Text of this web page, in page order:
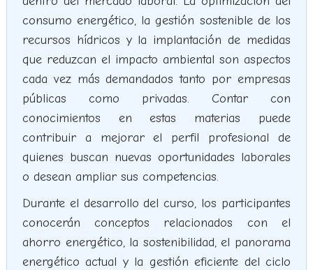
consumo energético, la gestión sostenible de los
recursos hídricos y la implantación de medidas
que reduzcan el impacto ambiental son aspectos
cada vez más demandados tanto por empresas
públicas como privadas. Contar con
conocimientos en estas materias puede
contribuir a mejorar el perfil profesional de
quienes buscan nuevas oportunidades laborales
o desean ampliar sus competencias.
Durante el desarrollo del curso, los participantes
conocerán conceptos relacionados con el
ahorro energético, la sostenibilidad, el panorama
energético actual y la gestión eficiente del ciclo